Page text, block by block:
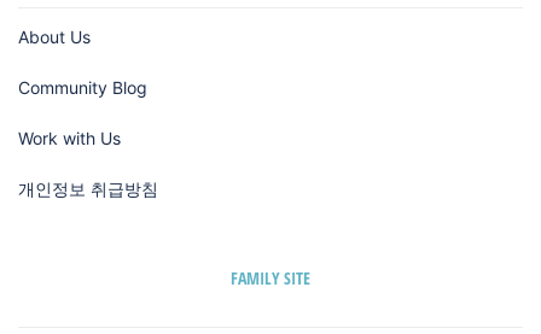
About Us
Community Blog
Work with Us
개인정보 취급방침
FAMILY SITE